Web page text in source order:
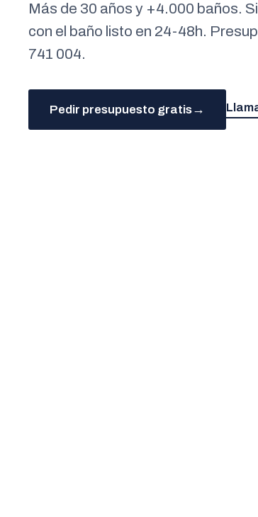
Más de 30 años y +4.000 baños.
con el baño listo en 24-48h.
741 004.
Pedir presupuesto gratis→